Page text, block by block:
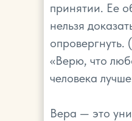
принятии. Ее
нельзя
«Верю, что
человека
Вера — это